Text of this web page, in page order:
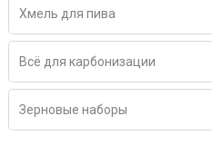
Хмель для пива
Всё для карбонизации
Зерновые наборы